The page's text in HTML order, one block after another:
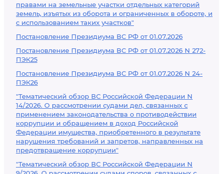
правами на земельные участки отдельных категорий
земель, изъятых из оборота и ограниченных в обороте, и
с использованием таких участков"
Постановление Президиума ВС РФ от 01.07.2026
Постановление Президиума ВС РФ от 01.07.2026 N 272-
ПЭК25
Постановление Президиума ВС РФ от 01.07.2026 N 24-
ПЭК26
"Тематический обзор ВС Российской Федерации N
14/2026. О рассмотрении судами дел, связанных с
применением законодательства о противодействии
коррупции и обращением в доход Российской
Федерации имущества, приобретенного в результате
нарушения требований и запретов, направленных на
предотвращение коррупции"
"Тематический обзор ВС Российской Федерации N